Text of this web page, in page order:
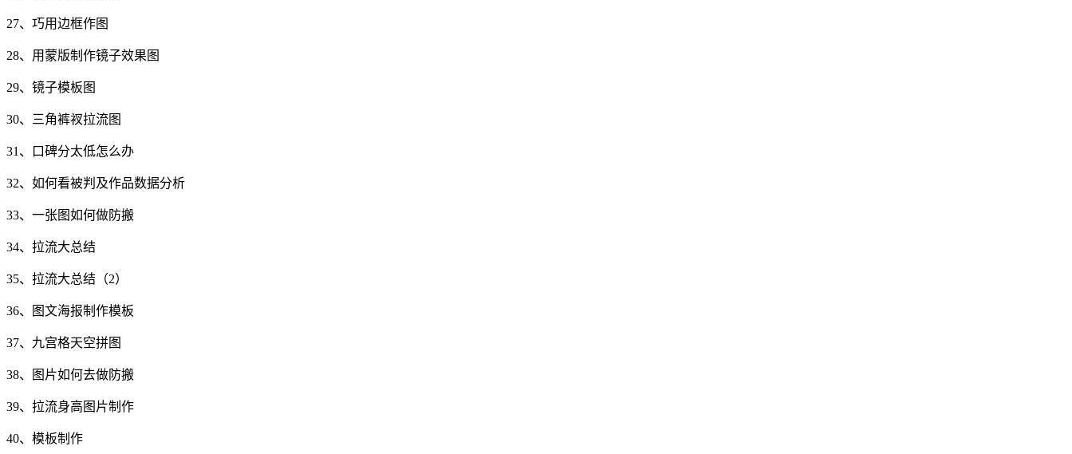
27、巧用边框作图
28、用蒙版制作镜子效果图
29、镜子模板图
30、三角裤衩拉流图
31、口碑分太低怎么办
32、如何看被判及作品数据分析
33、一张图如何做防搬
34、拉流大总结
35、拉流大总结（2）
36、图文海报制作模板
37、九宫格天空拼图
38、图片如何去做防搬
39、拉流身高图片制作
40、模板制作